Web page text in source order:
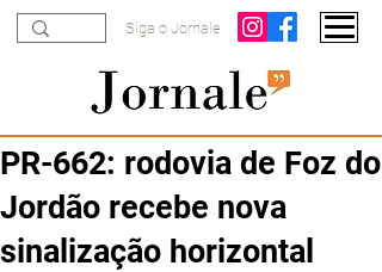
Siga o Jornale
PR-662: rodovia de Foz do
Jordão recebe nova
sinalização horizontal